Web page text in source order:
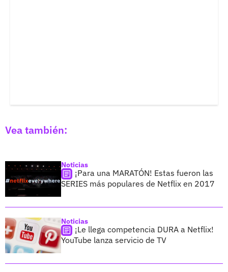
Vea también:
Noticias
¡Para una MARATÓN! Estas fueron las
SERIES más populares de Netflix en 2017
Noticias
¡Le llega competencia DURA a Netflix!
YouTube lanza servicio de TV